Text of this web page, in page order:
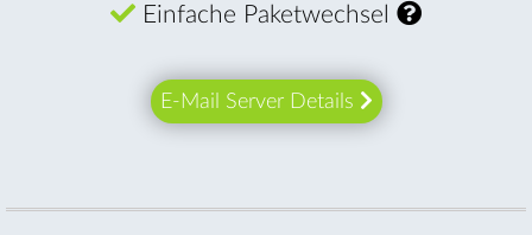
Einfache Paketwechsel
E-Mail Server Details